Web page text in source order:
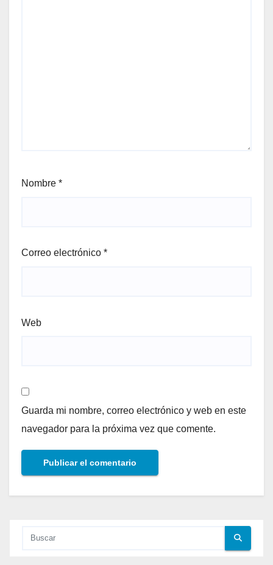
Nombre *
Correo electrónico *
Web
Guarda mi nombre, correo electrónico y web en este
navegador para la próxima vez que comente.